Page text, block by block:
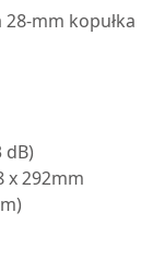
mm kopułka
dB)
x 292mm